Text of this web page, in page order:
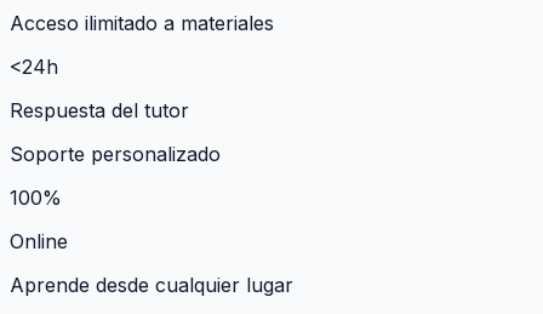
Acceso ilimitado a materiales
<24h
Respuesta del tutor
Soporte personalizado
100%
Online
Aprende desde cualquier lugar